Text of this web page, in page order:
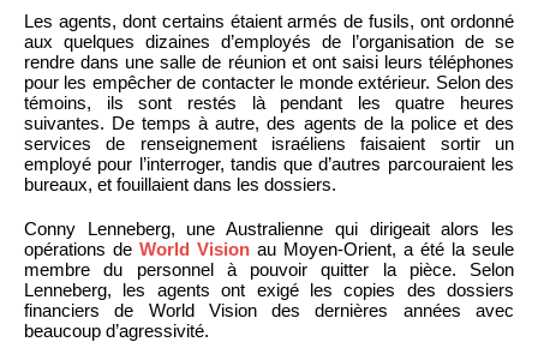
Les agents, dont certains étaient armés de fusils, ont ordonné
aux quelques dizaines d’employés de l’organisation de se
rendre dans une salle de réunion et ont saisi leurs téléphones
pour les empêcher de contacter le monde extérieur. Selon des
témoins, ils sont restés là pendant les quatre heures
suivantes. De temps à autre, des agents de la police et des
services de renseignement israéliens faisaient sortir un
employé pour l’interroger, tandis que d’autres parcouraient les
bureaux, et fouillaient dans les dossiers.
Conny Lenneberg, une Australienne qui dirigeait alors les
opérations de World Vision au Moyen-Orient, a été la seule
membre du personnel à pouvoir quitter la pièce. Selon
Lenneberg, les agents ont exigé les copies des dossiers
financiers de World Vision des dernières années avec
beaucoup d’agressivité.